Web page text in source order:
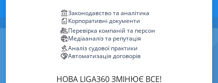
Законодавство та аналітика
Корпоративні документи
Перевірка компаній та персон
Медіааналіз та репутація
Аналіз судової практики
Автоматизація договорів
НОВА LIGA360 ЗМІНЮЄ ВСЕ!